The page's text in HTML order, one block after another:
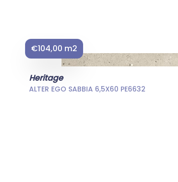
€104,00 m2
Heritage
ALTER EGO SABBIA 6,5X60 PE6632